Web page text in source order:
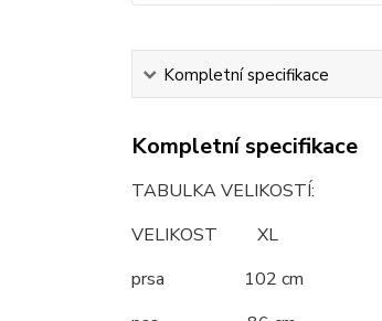
Kompletní specifikace
Kompletní specifikace
TABULKA VELIKOSTÍ:
VELIKOST XL
prsa 102 cm